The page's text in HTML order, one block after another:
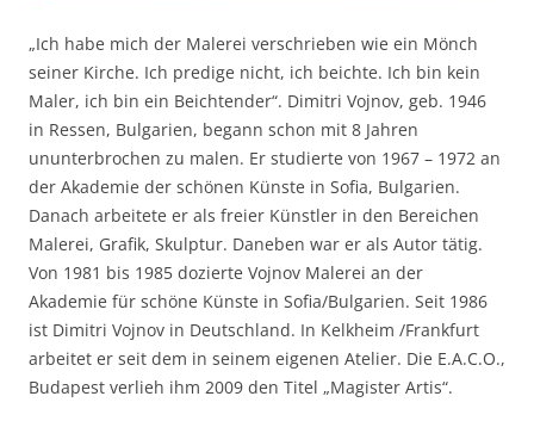
„Ich habe mich der Malerei verschrieben wie ein Mönch
seiner Kirche. Ich predige nicht, ich beichte. Ich bin kein
Maler, ich bin ein Beichtender“. Dimitri Vojnov, geb. 1946
in Ressen, Bulgarien, begann schon mit 8 Jahren
ununterbrochen zu malen. Er studierte von 1967 – 1972 an
der Akademie der schönen Künste in Sofia, Bulgarien.
Danach arbeitete er als freier Künstler in den Bereichen
Malerei, Grafik, Skulptur. Daneben war er als Autor tätig.
Von 1981 bis 1985 dozierte Vojnov Malerei an der
Akademie für schöne Künste in Sofia/Bulgarien. Seit 1986
ist Dimitri Vojnov in Deutschland. In Kelkheim /Frankfurt
arbeitet er seit dem in seinem eigenen Atelier. Die E.A.C.O.,
Budapest verlieh ihm 2009 den Titel „Magister Artis“.